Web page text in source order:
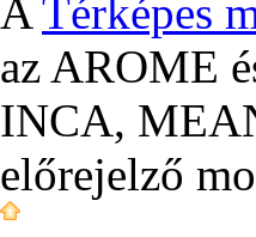
ATérképes
az AROME
INCA,
előrejelző